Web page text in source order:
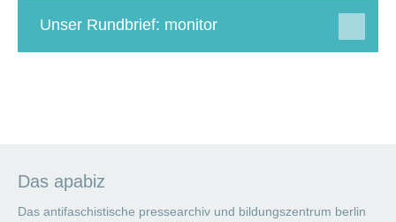
Unser Rundbrief: monitor
Das apabiz
Das antifaschistische pressearchiv und bildungszentrum berlin